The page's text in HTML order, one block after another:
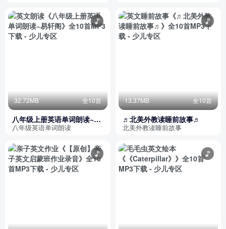
32.72MB 全10首
八年级上册英语单词朗读~易
轩阁
八年级英语单词朗读
13.37MB 全10首
♬北美外教读睡前故事♬
北美外教读睡前故事